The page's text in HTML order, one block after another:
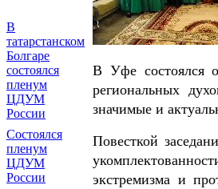
В
татарстанском
Болгаре
состоялся
пленум
ЦДУМ
России
Состоялся
пленум
ЦДУМ
России
В Уфе состоялся
региональных
значимые и
Повесткой
экстремизма и